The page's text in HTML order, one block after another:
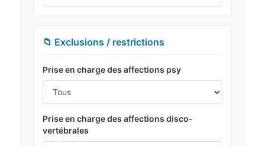
📁 Exclusions / restrictions
Prise en charge des affections psy
Prise en charge des affections disco-
vertébrales